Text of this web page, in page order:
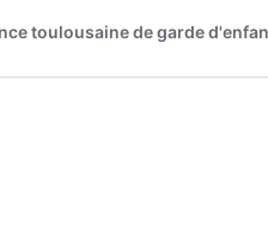
toulousaine de garde